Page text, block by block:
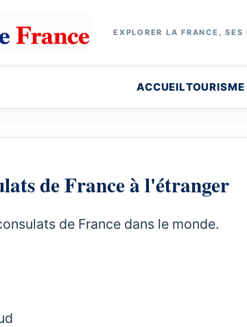
EXPLORER LA FRANCE,
ACCUEILTOURISME
de France à l'étranger
de France dans le monde.